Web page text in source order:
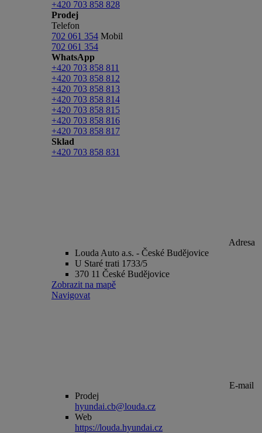
+420 703 858 828
Prodej
Telefon
702 061 354 Mobil
702 061 354
WhatsApp
+420 703 858 811
+420 703 858 812
+420 703 858 813
+420 703 858 814
+420 703 858 815
+420 703 858 816
+420 703 858 817
Sklad
+420 703 858 831
Adresa
Louda Auto a.s. - České Budějovice
U Staré trati 1733/5
370 11 České Budějovice
Zobrazit na mapě
Navigovat
E-mail
Prodej
hyundai.cb@louda.cz
Web
https://louda.hyundai.cz